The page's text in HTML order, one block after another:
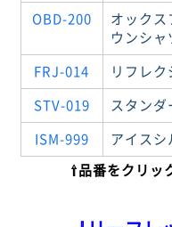
OBD-200
オックス
ウンシャ
FRJ-014 リフレ
STV-019
スタンダ
ISM-999
アイスシ
⇧品番をクリッ